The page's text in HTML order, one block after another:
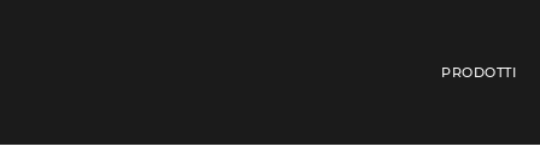
PRODOTTI